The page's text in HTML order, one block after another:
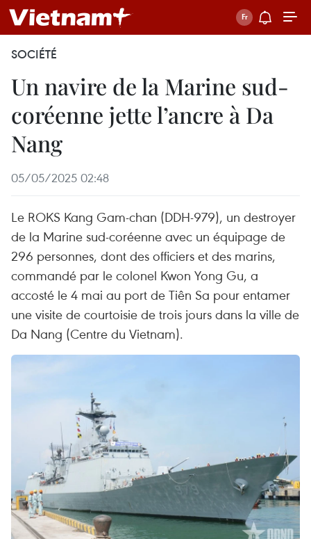
SOCIÉTÉ
Un navire de la Marine sud-
coréenne jette l’ancre à Da
Nang
05/05/2025 02:48
Le ROKS Kang Gam-chan (DDH-979), un destroyer
de la Marine sud-coréenne avec un équipage de
296 personnes, dont des officiers et des marins,
commandé par le colonel Kwon Yong Gu, a
accosté le 4 mai au port de Tiên Sa pour entamer
une visite de courtoisie de trois jours dans la ville de
Da Nang (Centre du Vietnam).